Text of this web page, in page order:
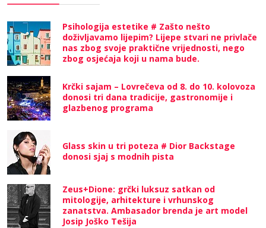
Psihologija estetike # Zašto nešto
doživljavamo lijepim? Lijepe stvari ne privlače
nas zbog svoje praktične vrijednosti, nego
zbog osjećaja koji u nama bude.
Krčki sajam – Lovrečeva od 8. do 10. kolovoza
donosi tri dana tradicije, gastronomije i
glazbenog programa
Glass skin u tri poteza # Dior Backstage
donosi sjaj s modnih pista
Zeus+Dione: grčki luksuz satkan od
mitologije, arhitekture i vrhunskog
zanatstva. Ambasador brenda je art model
Josip Joško Tešija